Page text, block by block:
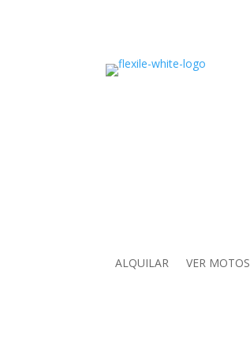
ALQUILAR VER MOTOS